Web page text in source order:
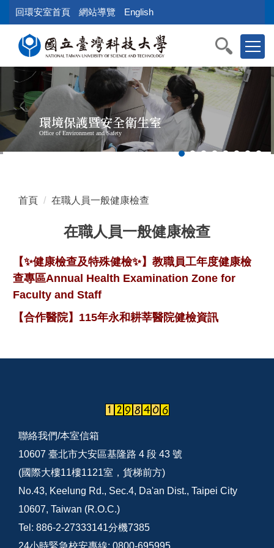
到
內
容
區
塊
回環安室首頁 網站導覽 English
環境保護暨安全衛生室
Office of Environment and Safety
首頁 在職人員一般健康檢查
在職人員一般健康檢查
【✨健康檢查及特殊健檢✨】教職員工年度健康檢
查專區Annual Health Examination Zone for
Faculty and Staff
【合作醫院】115年永和耕莘醫院健檢資訊
聯絡我們/本室信箱
10607 臺北市大安區基隆路 4 段 43 號
(國際大樓11樓1121室，貨梯前方)
No.43, Keelung Rd., Sec.4, Da'an Dist., Taipei City
10607, Taiwan (R.O.C.)
Tel: 886-2-27333141分機7385
24小時緊急校安專線: 0800-695995